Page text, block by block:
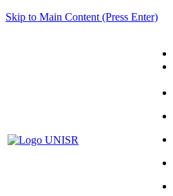
Skip to Main Content (Press Enter)